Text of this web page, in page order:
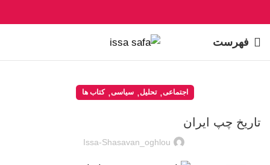
فهرست
اجتماعی,تحلیل, سیاسی,کتاب ها
تاریخ چپ ایران
Issa-Shasavan_oghlou